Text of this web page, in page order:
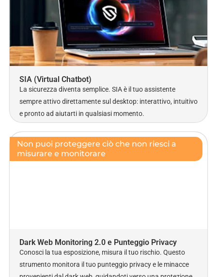
SIA (Virtual Chatbot)
La sicurezza diventa semplice. SIA è il tuo assistente
sempre attivo direttamente sul desktop: interattivo, intuitivo
e pronto ad aiutarti in qualsiasi momento.
Non puoi proteggere ciò che non riesci a
misurare e monitorare
Dark Web Monitoring 2.0 e Punteggio Privacy
Conosci la tua esposizione, misura il tuo rischio. Questo
strumento monitora il tuo punteggio privacy e le minacce